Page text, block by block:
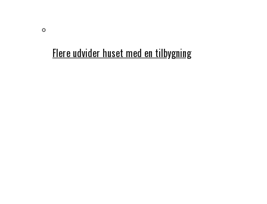
Flere udvider huset med en tilbygning